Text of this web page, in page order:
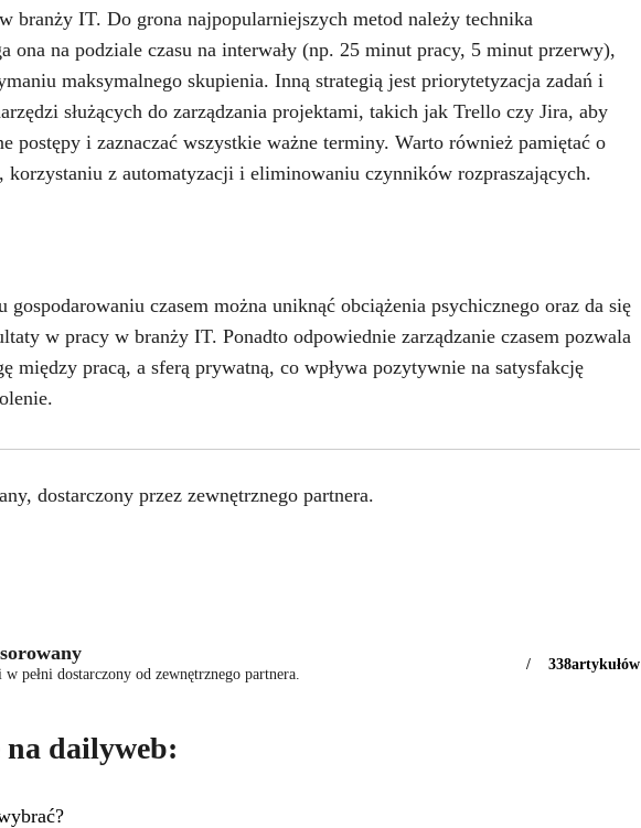
branży IT. Do grona najpopularniejszych metod należy technika
ona na podziale czasu na interwały (np. 25 minut pracy, 5 minut przerwy),
maksymalnego skupienia. Inną strategią jest priorytetyzacja zadań i
służących do zarządzania projektami, takich jak Trello czy Jira, aby
postępy i zaznaczać wszystkie ważne terminy. Warto również pamiętać o
korzystaniu z automatyzacji i eliminowaniu czynników rozpraszających.
gospodarowaniu czasem można uniknąć obciążenia psychicznego oraz da się
w pracy w branży IT. Ponadto odpowiednie zarządzanie czasem pozwala
między pracą, a sferą prywatną, co wpływa pozytywnie na satysfakcję
dostarczony przez zewnętrznego partnera.
w pełni dostarczony od zewnętrznego partnera.
/ 338artykułów
dailyweb: